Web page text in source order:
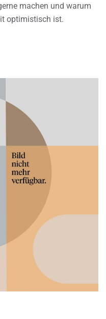
machen und warum
optimistisch ist.